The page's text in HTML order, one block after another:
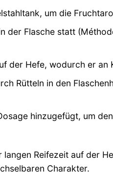
um die
der Flasche statt
der Hefe, wodurch er an
Rütteln in den
hinzugefügt, um
Reifezeit auf der
Charakter.